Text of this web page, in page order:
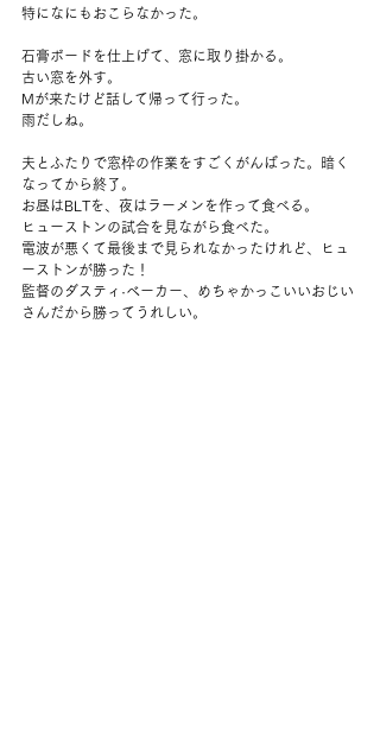
特になにもおこらなかった。
石膏ボードを仕上げて、窓に取り掛かる。
古い窓を外す。
Mが来たけど話して帰って行った。
雨だしね。
夫とふたりで窓枠の作業をすごくがんばった。暗く
なってから終了。
お昼はBLTを、夜はラーメンを作って食べる。
ヒューストンの試合を見ながら食べた。
電波が悪くて最後まで見られなかったけれど、ヒュ
ーストンが勝った！
監督のダスティ·ベーカー、めちゃかっこいいおじい
さんだから勝ってうれしい。